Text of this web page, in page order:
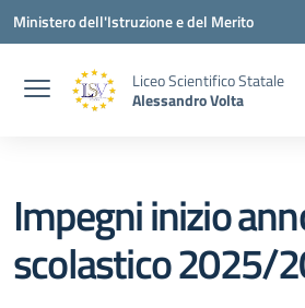
Vai ai contenuti
Vai al menu di navigazione
Vai al footer
Ministero dell'Istruzione e del Merito
Liceo Scientifico Statale
Alessandro Volta
Impegni inizio
scolastico 2025/